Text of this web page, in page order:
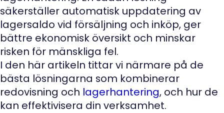
säkerställer automatisk uppdatering av
lagersaldo vid försäljning och inköp, ger
bättre ekonomisk översikt och minskar
risken för mänskliga fel.
I den här artikeln tittar vi närmare på de
bästa lösningarna som kombinerar
redovisning och lagerhantering, och hur de
kan effektivisera din verksamhet.